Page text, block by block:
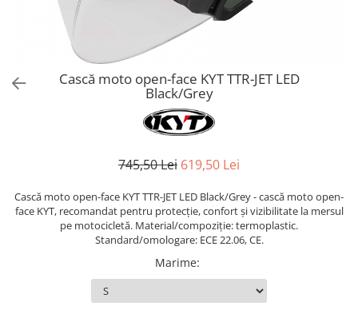
CAGULE SI PROTECTII GAT
ECHIPAMENTE HARD
TERMICE
Lentile de Schimb
Ochelari Personalizabili
Stickere & Grafică
Protecții & Slidere
Cască moto open-face KYT TTR-JET LED
Black/Grey
745,50 Lei 619,50 Lei
Cască moto open-face KYT TTR-JET LED Black/Grey - cască moto open-
face KYT, recomandat pentru protecție, confort și vizibilitate la mersul
pe motocicletă. Material/compoziție: termoplastic.
Standard/omologare: ECE 22.06, CE.
Marime: